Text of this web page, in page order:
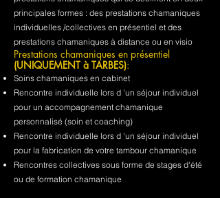
principales formes : des prestations chamaniques
individuelles /collectives en présentiel et des
prestations chamaniques à distance ou en visio
Prestations chamaniques en présentiel
(UNIQUEMENT à TARBES):
Soins chamaniques en cabinet
Rencontre individuelle lors d 'un séjour individuel
pour un accompagnement chamanique
personnalisé (soin et coaching)
Rencontre individuelle lors d 'un séjour individuel
pour la fabrication de votre tambour chamanique
Rencontres collectives sous forme de stages d'été
ou de formation chamanique